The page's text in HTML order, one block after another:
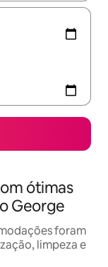
ótimas
George
foram
limpeza e